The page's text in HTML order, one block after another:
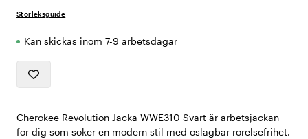
Storleksguide
Kan skickas inom 7-9 arbetsdagar
Cherokee Revolution Jacka WWE310 Svart är arbetsjackan
för dig som söker en modern stil med oslagbar rörelsefrihet.